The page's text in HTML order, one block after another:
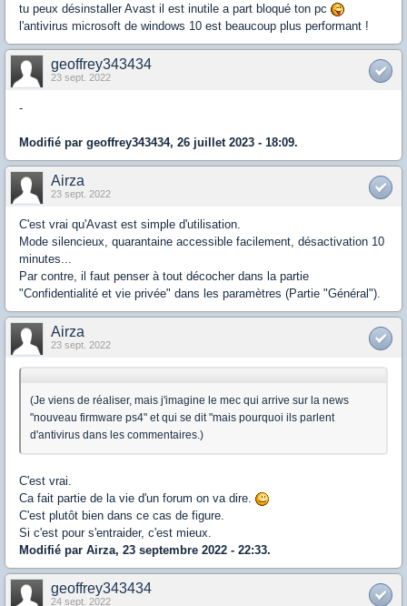
tu peux désinstaller Avast il est inutile a part bloqué ton pc
l'antivirus microsoft de windows 10 est beaucoup plus performant !
geoffrey343434
23 sept. 2022
-
Modifié par geoffrey343434, 26 juillet 2023 - 18:09.
Airza
23 sept. 2022
C'est vrai qu'Avast est simple d'utilisation.
Mode silencieux, quarantaine accessible facilement, désactivation 10
minutes...
Par contre, il faut penser à tout décocher dans la partie
"Confidentialité et vie privée" dans les paramètres (Partie "Général").
Airza
23 sept. 2022
(Je viens de réaliser, mais j'imagine le mec qui arrive sur la news
"nouveau firmware ps4" et qui se dit "mais pourquoi ils parlent
d'antivirus dans les commentaires.)
C'est vrai.
Ca fait partie de la vie d'un forum on va dire.
C'est plutôt bien dans ce cas de figure.
Si c'est pour s'entraider, c'est mieux.
Modifié par Airza, 23 septembre 2022 - 22:33.
geoffrey343434
24 sept. 2022